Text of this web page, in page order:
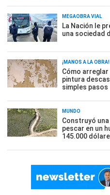
MEGAOBRA VIAL
La Nación le
una sociedad
¡MANOS A LA OBRA!
Cómo arreglar
pintura
simples pasos
MUNDO
Construyó
pescar en un
145.000